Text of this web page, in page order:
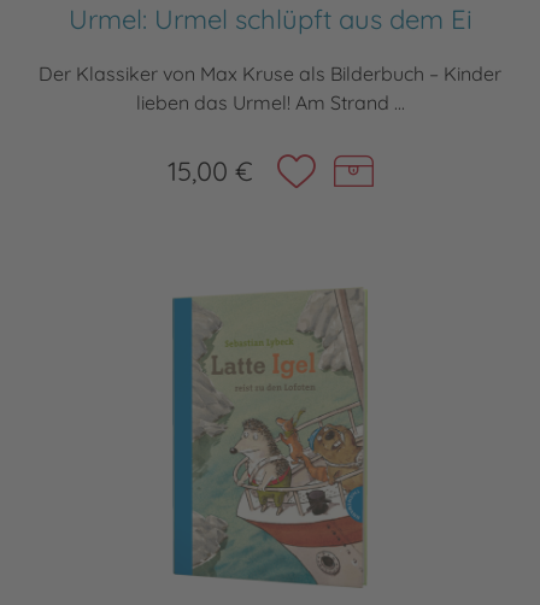
Urmel: Urmel schlüpft aus dem Ei
Der Klassiker von Max Kruse als Bilderbuch – Kinder
lieben das Urmel! Am Strand ...
15,00 €